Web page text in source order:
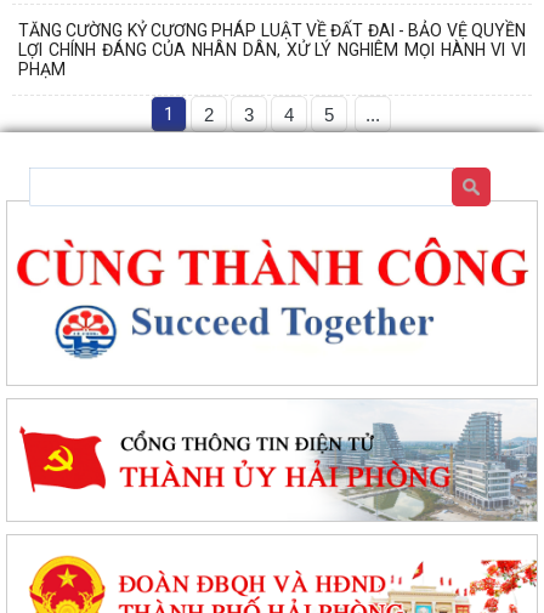
TĂNG CƯỜNG KỶ CƯƠNG PHÁP LUẬT VỀ ĐẤT ĐAI - BẢO VỆ QUYỀN
LỢI CHÍNH ĐÁNG CỦA NHÂN DÂN, XỬ LÝ NGHIÊM MỌI HÀNH VI VI
PHẠM
1 2 3 4 5 ...